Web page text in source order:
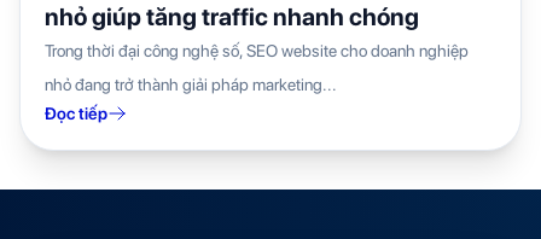
nhỏ giúp tăng traffic nhanh chóng
Trong thời đại công nghệ số, SEO website cho doanh nghiệp
nhỏ đang trở thành giải pháp marketing...
Đọc tiếp